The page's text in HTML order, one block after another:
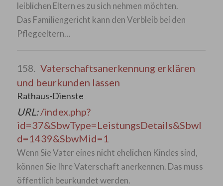
leiblichen Eltern es zu sich nehmen möchten.
Das Familiengericht kann den Verbleib bei den
Pflegeeltern…
158. Vaterschaftsanerkennung erklären
und beurkunden lassen
Rathaus-Dienste
URL:/index.php?
id=37&SbwType=LeistungsDetails&SbwI
d=1439&SbwMid=1
Wenn Sie Vater eines nicht ehelichen Kindes sind,
können Sie Ihre Vaterschaft anerkennen. Das muss
öffentlich beurkundet werden.